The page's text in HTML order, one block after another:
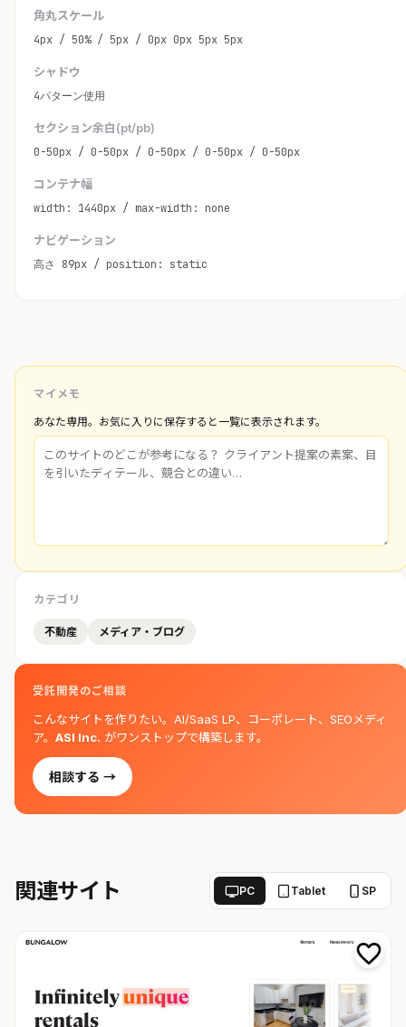
角丸スケール
4px / 50% / 5px / 0px 0px 5px 5px
シャドウ
4パターン使用
セクション余白(pt/pb)
0-50px / 0-50px / 0-50px / 0-50px / 0-50px
コンテナ幅
width: 1440px / max-width: none
ナビゲーション
高さ 89px / position: static
マイメモ
あなた専用。お気に入りに保存すると一覧に表示されます。
カテゴリ
不動産 メディア・ブログ
受託開発のご相談
こんなサイトを作りたい。AI/SaaS LP、コーポレート、SEOメディ
ア。 ASI Inc. がワンストップで構築します。
相談する →
関連サイト PC Tablet SP